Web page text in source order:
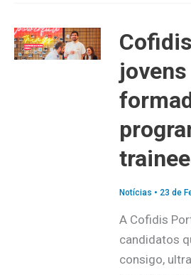
Notícias • 23 de
A Cofidis
candidatos
consigo,